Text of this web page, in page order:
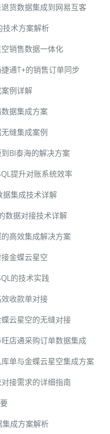
货数据集成到网易互客
技术方案解析
销售数据一体化
通T+的销售订单同步
例详解
据集成方案
缝集成案例
BI泰海的解决方案
提升对账系统效率
据集成技术详解
数据对接技术详解
高效集成解决方案
金蝶云星空
的技术实践
收款单对接
云星空的无缝对接
店通采购订单数据集成
单与金蝶云星空集成方案
接需求的详细指南
集成方案解析